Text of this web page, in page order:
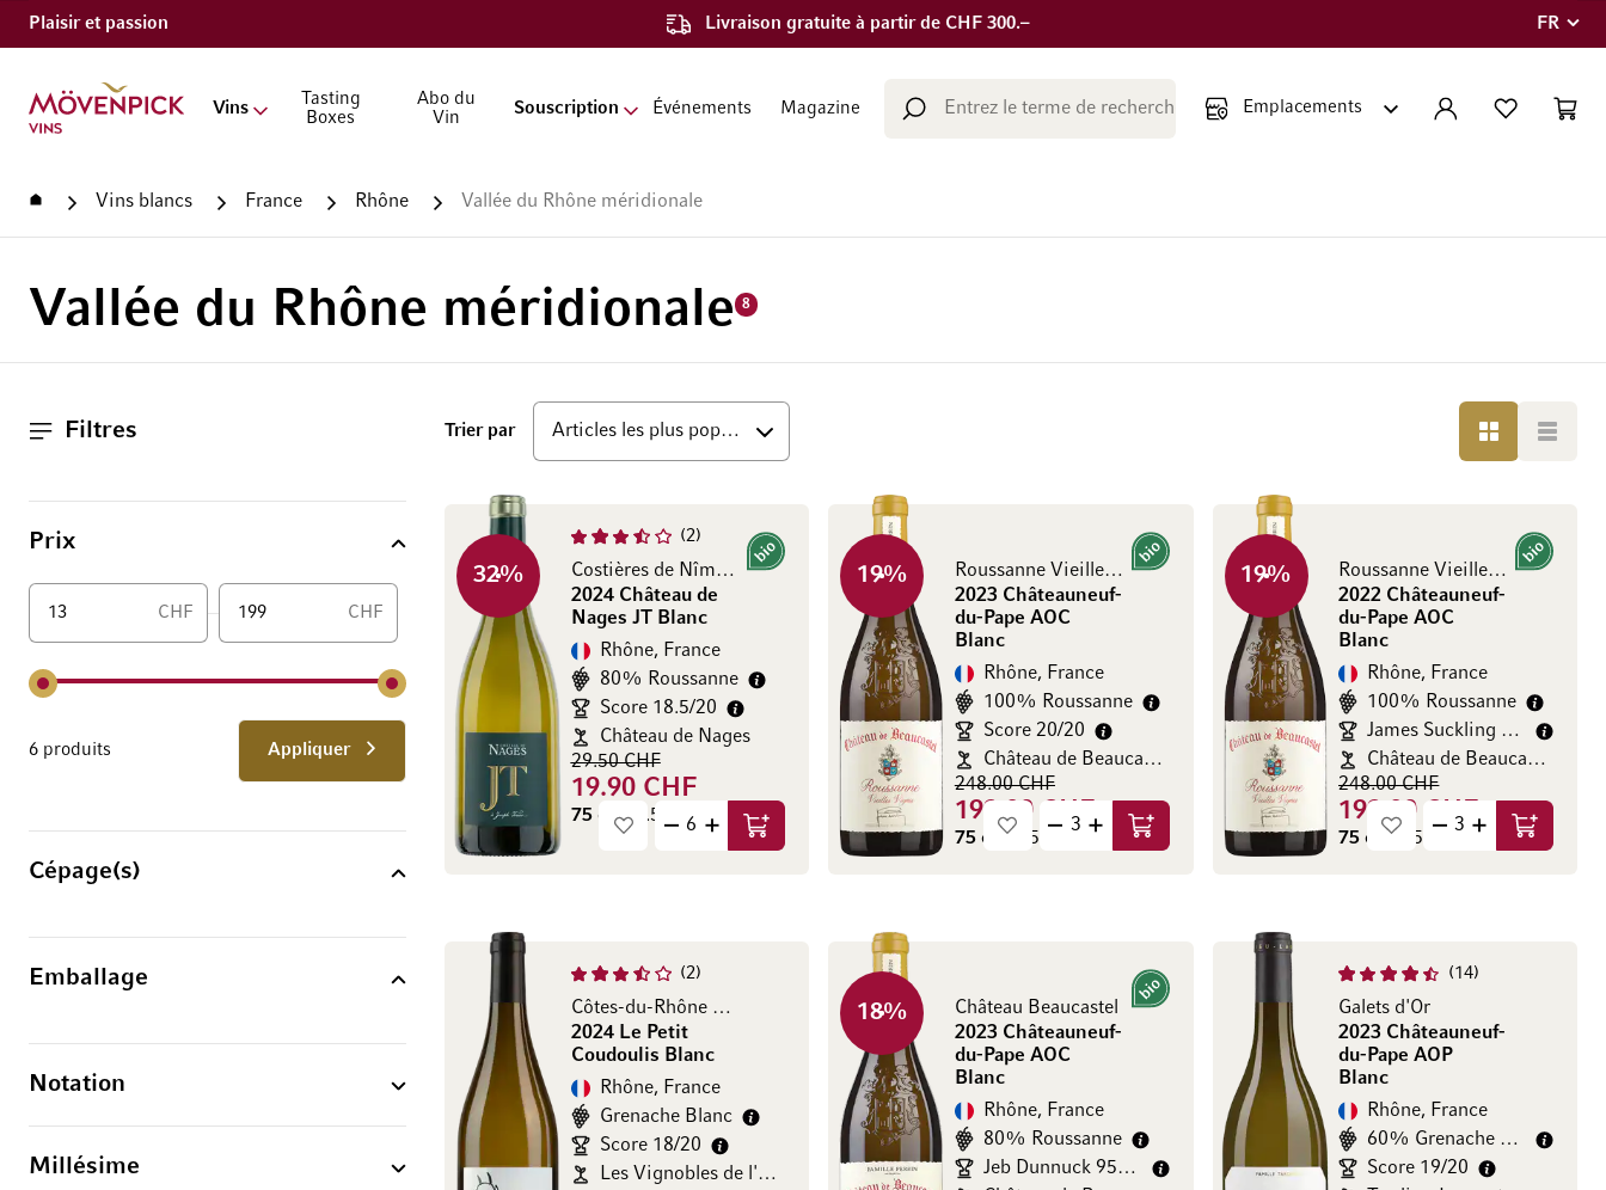
Plaisir et passion Livraison gratuite à partir de CHF 300.–
Langue
FR
Aller à la page d'accueil
Vins
Tasting
Boxes
Abo du
Vin
Souscription Événements Magazine
Chercher COMPTE LISTE
PANIER
Accueil Vins blancs France Rhône Vallée du Rhône méridionale
Vallée du Rhône méridionale 8
Filtres
Prix
CHF CHF
6 produits Appliquer
Cépage(s)
Emballage
Notation
Millésime
Trier parhaut GRILLE LISTE
2
Costières de Nîmes AOP
2024 Château de
Nages JT Blanc
32%
Bio
Rhône, France
80% Roussanne
Score 18.5/20
Château de Nages
19.90 CHF
29.50 CHF
75 cl (26.53 CHF / l)
Ajouter au panier
Roussanne Vieilles Vignes
2023 Châteauneuf-
du-Pape AOC
Blanc
19%
Bio
Rhône, France
100% Roussanne
Score 20/20
Château de Beaucastel
199.00 CHF
248.00 CHF
75 cl (265.33 CHF / l) Ajouter au panier
Roussanne Vieilles Vignes
2022 Châteauneuf-
du-Pape AOC
Blanc
19%
Bio
Rhône, France
100% Roussanne
James Suckling 97/100
Château de Beaucastel
199.00 CHF
248.00 CHF
75 cl (265.33 CHF / l) Ajouter
2
Côtes-du-Rhône AOP
2024 Le Petit
Coudoulis Blanc
Rhône, France
Grenache Blanc
Score 18/20
Les Vignobles de l'Estel
Château Beaucastel
2023 Châteauneuf-
du-Pape AOC
Blanc
18%
Bio
Rhône, France
80% Roussanne
Jeb Dunnuck 95/100
14
Galets d'Or
2023 Châteauneuf-
du-Pape AOP
Blanc
Rhône, France
60% Grenache Blanc
Score 19/20